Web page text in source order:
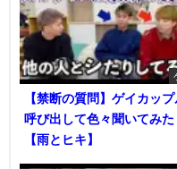
【禁断の質問】ゲイカップ
呼び出して色々聞いてみた
【雨とヒキ】